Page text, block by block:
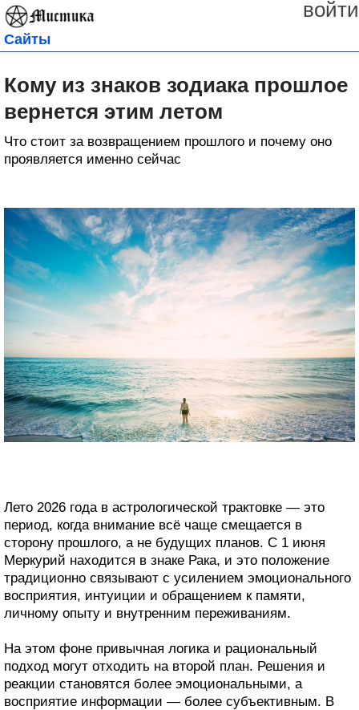
войти
Сайты
Кому из знаков зодиака прошлое
вернется этим летом
Что стоит за возвращением прошлого и почему оно
проявляется именно сейчас
Лето 2026 года в астрологической трактовке — это
период, когда внимание всё чаще смещается в
сторону прошлого, а не будущих планов. С 1 июня
Меркурий находится в знаке Рака, и это положение
традиционно связывают с усилением эмоционального
восприятия, интуиции и обращением к памяти,
личному опыту и внутренним переживаниям.
На этом фоне привычная логика и рациональный
подход могут отходить на второй план. Решения и
реакции становятся более эмоциональными, а
восприятие информации — более субъективным. В